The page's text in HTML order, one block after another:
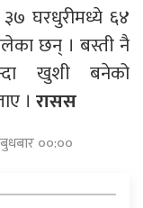
३७ घरधुरीमध्ये ६४
छन् । बस्ती नै
खुशी बनेको
। रासस
००:००